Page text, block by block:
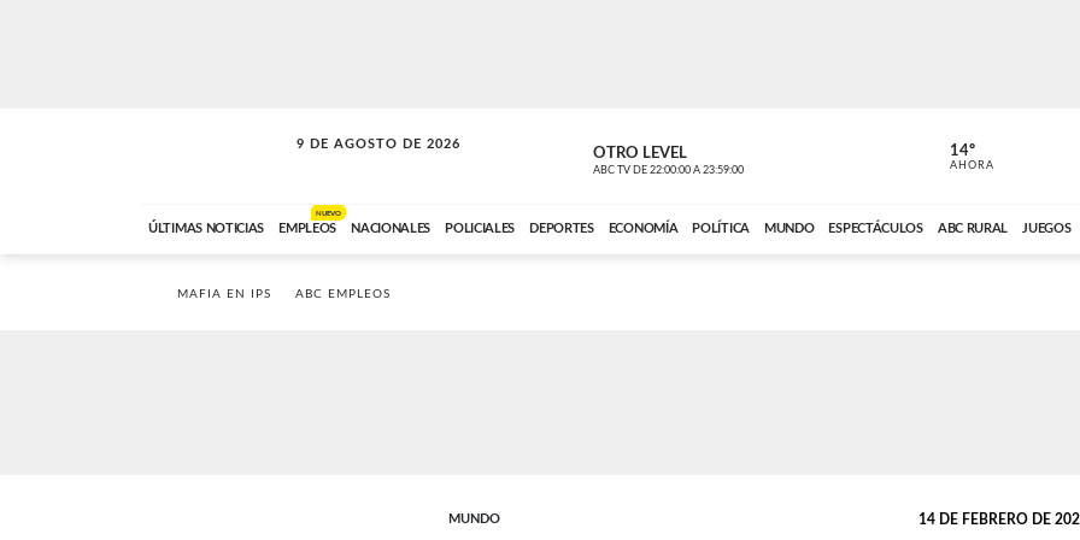
9 DE AGOSTO DE 2026
SOLO MÚSICA OTRO LEVEL
ABC TV DE 22:00:00 A 23:59:00 ABC CARDINAL
14º
AHORA
ÚLTIMAS NOTICIAS EMPLEOS
NUEVO
NACIONALES POLICIALES DEPORTES ECONOMÍA POLÍTICA MUNDO ESPECTÁCULOS ABC RURAL JUEGOS
MAFIA EN IPS ABC EMPLEOS
MUNDO 14 DE FEBRERO DE